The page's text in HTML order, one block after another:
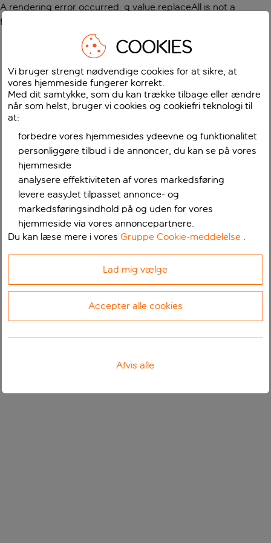
A rendering error occurred: g.value.replaceAll is not a
function
COOKIES
Vi bruger strengt nødvendige cookies for at sikre, at
vores hjemmeside fungerer korrekt.
Med dit samtykke, som du kan trække tilbage eller ændre
når som helst, bruger vi cookies og cookiefri teknologi til
at:
forbedre vores hjemmesides ydeevne og funktionalitet
personliggøre tilbud i de annoncer, du kan se på vores
hjemmeside
analysere effektiviteten af vores markedsføring
levere easyJet tilpasset annonce- og
markedsføringsindhold på og uden for vores
hjemmeside via vores annoncepartnere.
Du kan læse mere i voresGruppe Cookie-meddelelse .
Lad mig vælge
Accepter alle cookies
Afvis alle